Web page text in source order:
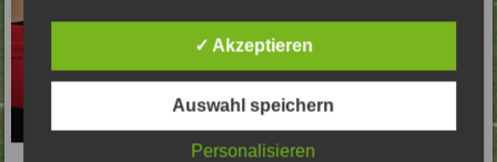
✓ Akzeptieren
Auswahl speichern
Personalisieren